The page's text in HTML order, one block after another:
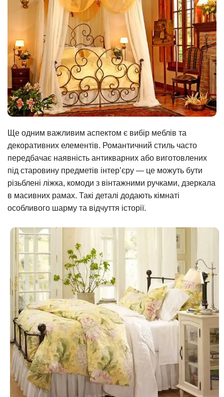
Ще одним важливим аспектом є вибір меблів та
декоративних елементів. Романтичний стиль часто
передбачає наявність антикварних або виготовлених
під старовину предметів інтер’єру — це можуть бути
різьблені ліжка, комоди з вінтажними ручками, дзеркала
в масивних рамах. Такі деталі додають кімнаті
особливого шарму та відчуття історії.